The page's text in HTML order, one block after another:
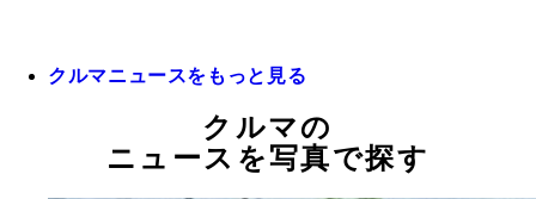
クルマニュースをもっと見る
クルマの
ニュースを写真で探す